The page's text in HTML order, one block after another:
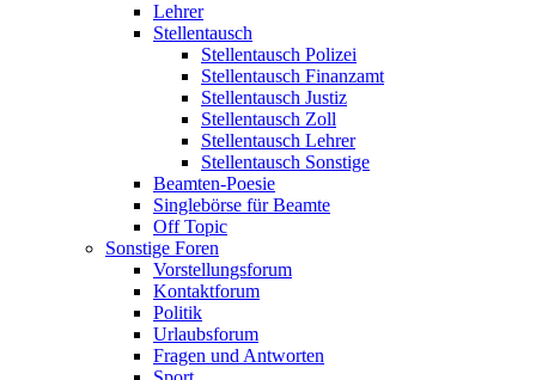
Lehrer
Stellentausch
Stellentausch Polizei
Stellentausch Finanzamt
Stellentausch Justiz
Stellentausch Zoll
Stellentausch Lehrer
Stellentausch Sonstige
Beamten-Poesie
Singlebörse für Beamte
Off Topic
Sonstige Foren
Vorstellungsforum
Kontaktforum
Politik
Urlaubsforum
Fragen und Antworten